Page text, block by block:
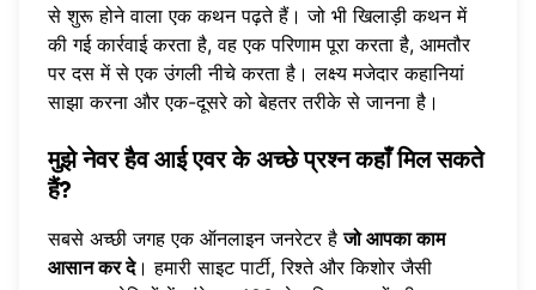
से शुरू होने वाला एक कथन पढ़ते हैं। जो भी खिलाड़ी कथन में
की गई कार्रवाई करता है, वह एक परिणाम पूरा करता है, आमतौर
पर दस में से एक उंगली नीचे करता है। लक्ष्य मजेदार कहानियां
साझा करना और एक-दूसरे को बेहतर तरीके से जानना है।
मुझे नेवर हैव आई एवर के अच्छे प्रश्न कहाँ मिल सकते
हैं?
सबसे अच्छी जगह एक ऑनलाइन जनरेटर हैजो आपका काम
आसान कर दे। हमारी साइट पार्टी, रिश्ते और किशोर जैसी